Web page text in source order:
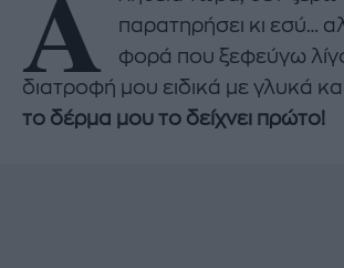
παρατηρήσει κι εσύ…
φορά που ξεφεύγω
διατροφή μου ειδικά με γλυκά
το δέρμα μου το δείχνει πρώτο!